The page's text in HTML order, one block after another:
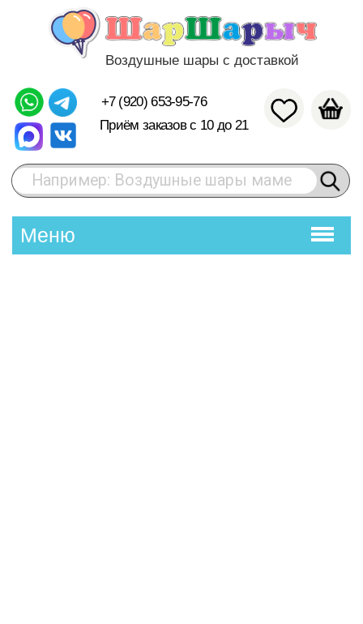
Воздушные шары с доставкой
Приём заказов с 10 до 21
Меню
Например: Воздушные шары маме